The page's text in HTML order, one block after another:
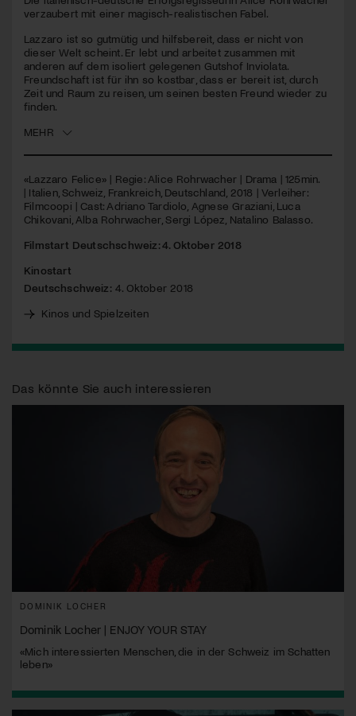
verzaubert mit einer magisch-realistischen Fabel.
Lazzaro ist so gutmütig und hilfsbereit, dass er nicht von
dieser Welt scheint. Er lebt und arbeitet zusammen mit
anderen auf dem isoliert gelegenen Gutshof Inviolata.
Freundschaft ist für ihn so kostbar, dass er bereit ist, durch
Zeit und Raum zu reisen, um seinen besten Freund wieder zu
finden.
MEHR
«Lazzaro Felice» | Regie: Alice Rohrwacher | Drama | 125min.
| Italien, Schweiz, Frankreich, Deutschland, 2018 | Verleiher:
Filmcoopi | Cast: Adriano Tardiolo, Agnese Graziani, Luca
Chikovani, Alba Rohrwacher, Sergi López, Natalino Balasso.
Filmstart Deutschschweiz: 4. Oktober 2018
Kinostart
Deutschschweiz: 4. Oktober 2018
Kinos und Spielzeiten
Das könnte Sie auch interessieren
DOMINIK LOCHER
Dominik Locher | ENJOY YOUR STAY
«Mich interessierten Menschen, die in der Schweiz im Schatten
leben»
Jetzt Mitglied werden